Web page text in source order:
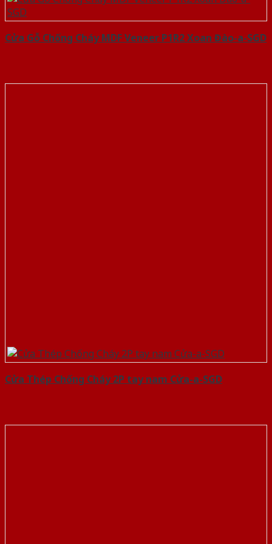
Cửa Gỗ Chống Cháy MDF Veneer P1R2 Xoan Đào-a-SGD
Cửa Thép Chống Cháy 2P tay nam Cửa-a-SGD